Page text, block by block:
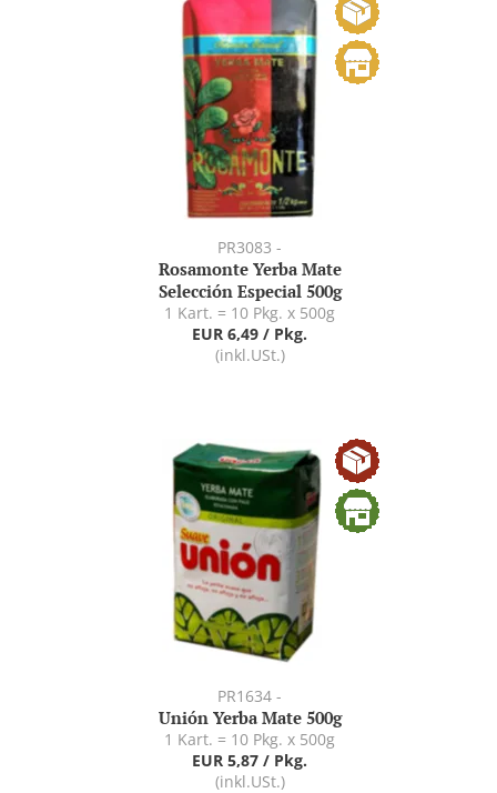
PR3083 -
Rosamonte Yerba Mate
Selección Especial 500g
1 Kart. = 10 Pkg. x 500g
EUR 6,49 / Pkg.
(inkl.USt.)
PR1634 -
Unión Yerba Mate 500g
1 Kart. = 10 Pkg. x 500g
EUR 5,87 / Pkg.
(inkl.USt.)